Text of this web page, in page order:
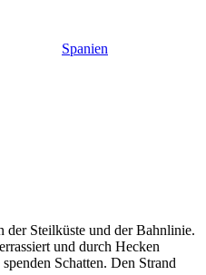
Spanien
Steilküste und der Bahnlinie.
und durch Hecken
Schatten. Den Strand